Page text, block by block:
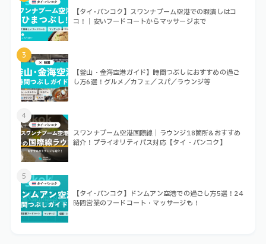
【タイ･バンコク】スワンナプーム空港での暇潰しはコ
コ！｜安いフードコートからマッサージまで
3
【釜山・金海空港ガイド】時間つぶしにおすすめの過ご
し方6選！グルメ／カフェ／スパ／ラウンジ等
4
スワンナプーム空港国際線｜ラウンジ18箇所&おすすめ
紹介！プライオリティパス対応【タイ・バンコク】
5
【タイ･バンコク】ドンムアン空港での過ごし方5選！24
時間営業のフードコート・マッサージも！